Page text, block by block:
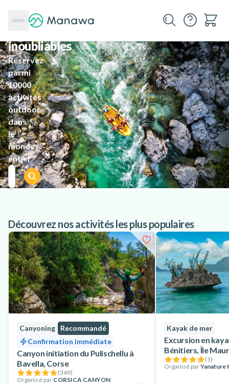
aventures
inoubliables
Réservez
parmi
10000
activités
outdoor
dans
le
monde
entier
Je trouve ma prochaine destination
Découvrez nos activités les plus populaires
Canyoning
Recommandé
Confirmation immédiate
Canyon initiation du Pulischellu à
Bavella, Corse
(349)
Organisé par CORSICA CANYON
Kayak de mer
Excursion en
Bénitiers, Île
(1)
Organisé parYanature